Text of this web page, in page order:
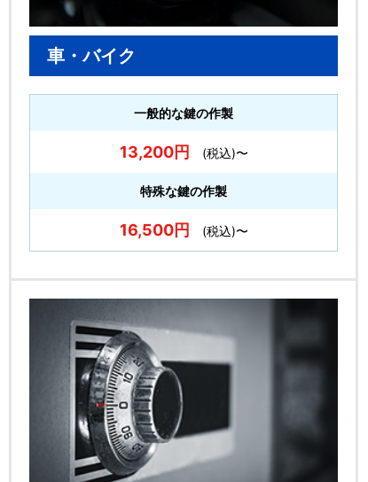
車・バイク
一般的な鍵の作製
13,200円 (税込)〜
特殊な鍵の作製
16,500円 (税込)〜